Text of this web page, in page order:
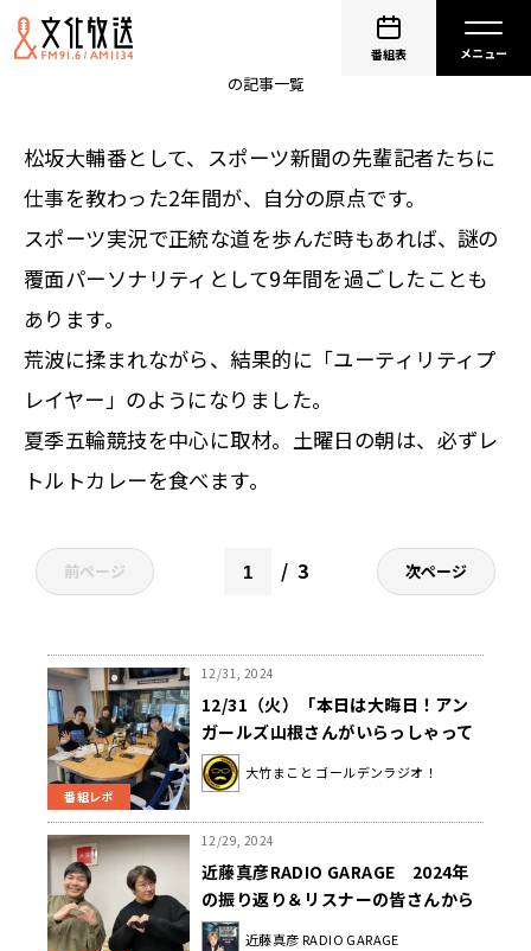
番組表
の記事一覧
松坂大輔番として、スポーツ新聞の先輩記者たちに
仕事を教わった2年間が、自分の原点です。
スポーツ実況で正統な道を歩んだ時もあれば、謎の
覆面パーソナリティとして9年間を過ごしたことも
あります。
荒波に揉まれながら、結果的に「ユーティリティプ
レイヤー」のようになりました。
夏季五輪競技を中心に取材。土曜日の朝は、必ずレ
トルトカレーを食べます。
前ページ 3 次ページ
番組レポ
12/31, 2024
12/31（火）「本日は大晦日！アン
ガールズ山根さんがいらっしゃって
くれました！」
大竹まこと ゴールデンラジオ！
12/29, 2024
近藤真彦RADIO GARAGE 2024年
の振り返り＆リスナーの皆さんから
のメッセージを紹介！
近藤真彦 RADIO GARAGE